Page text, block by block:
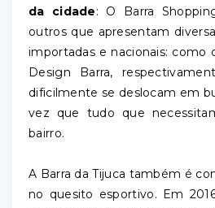
da cidade: O Barra
outros que apresentam
importadas e nacionais: como
Design Barra,
dificilmente se deslocam em
vez que tudo que
bairro.
A Barra da Tijuca também é
no quesito esportivo. Em